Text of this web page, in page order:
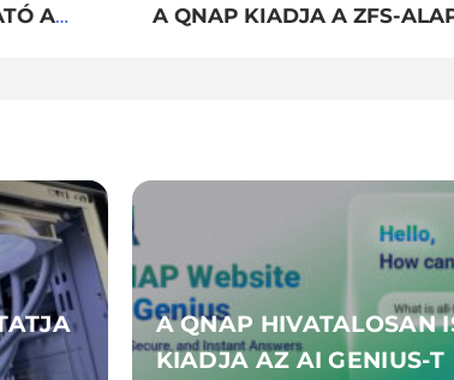
A
A QNAP KIADJA A ZFS-
A QNAP HIVATALOSAN
KIADJA AZ AI GENIUS-T